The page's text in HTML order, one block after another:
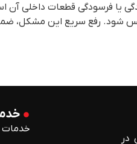
یا فرسودگی قطعات داخلی
شود. رفع سریع این مشکل،
در
خدمات